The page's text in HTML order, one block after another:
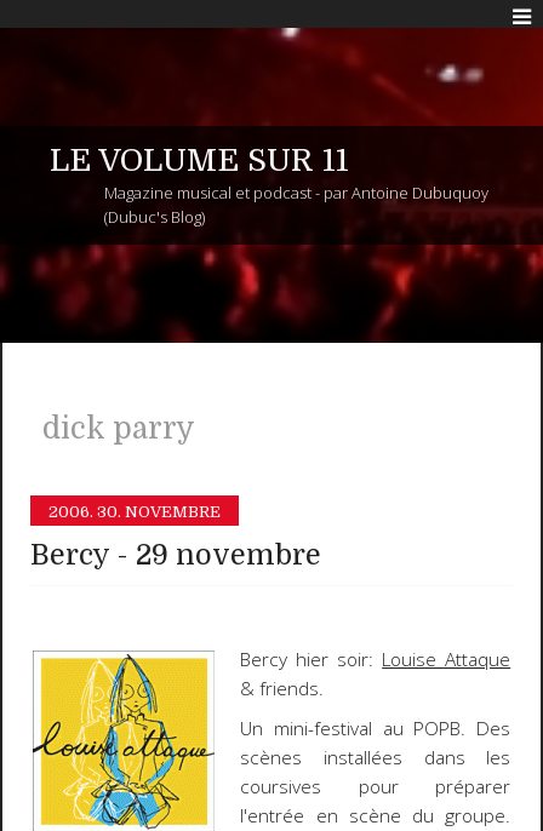
LE VOLUME SUR 11
Magazine musical et podcast - par Antoine Dubuquoy
(Dubuc's Blog)
dick parry
2006. 30. NOVEMBRE
Bercy - 29 novembre
Bercy hier soir: Louise Attaque
& friends.
Un mini-festival au POPB. Des
scènes installées dans les
coursives pour préparer
l'entrée en scène du groupe.